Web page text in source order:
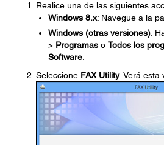
Realice una de las siguientes
Windows 8.x: Navegue a la
Windows (otras versiones):
> Programas o Todos los
Software
Seleccione FAX Utility. Verá esta